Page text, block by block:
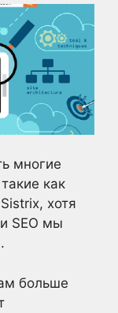
многие
как
хотя
SEO мы
больше